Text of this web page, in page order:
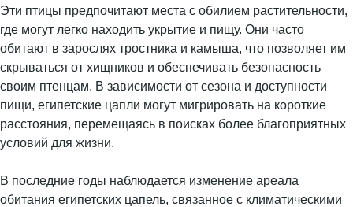
Эти птицы предпочитают места с обилием растительности,
где могут легко находить укрытие и пищу. Они часто
обитают в зарослях тростника и камыша, что позволяет им
скрываться от хищников и обеспечивать безопасность
своим птенцам. В зависимости от сезона и доступности
пищи, египетские цапли могут мигрировать на короткие
расстояния, перемещаясь в поисках более благоприятных
условий для жизни.
В последние годы наблюдается изменение ареала
обитания египетских цапель, связанное с климатическими